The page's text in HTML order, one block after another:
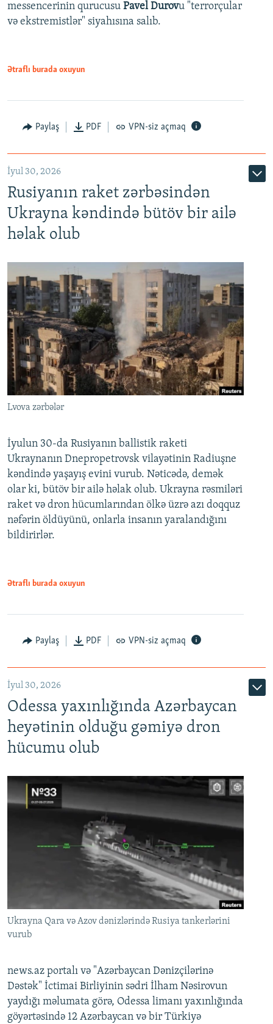
messencerinin qurucusu Pavel Durovu "terrorçular
və ekstremistlər" siyahısına salıb.
Ətraflı burada oxuyun
Paylaş PDF VPN-siz açmaq
İyul 30, 2026
Rusiyanın raket zərbəsindən
Ukrayna kəndində bütöv bir ailə
həlak olub
Lvova zərbələr
İyulun 30-da Rusiyanın ballistik raketi
Ukraynanın Dnepropetrovsk vilayətinin Radiuşne
kəndində yaşayış evini vurub. Nəticədə, demək
olar ki, bütöv bir ailə həlak olub. Ukrayna rəsmiləri
raket və dron hücumlarından ölkə üzrə azı doqquz
nəfərin öldüyünü, onlarla insanın yaralandığını
bildirirlər.
Ətraflı burada oxuyun
Paylaş PDF VPN-siz açmaq
İyul 30, 2026
Odessa yaxınlığında Azərbaycan
heyətinin olduğu gəmiyə dron
hücumu olub
Ukrayna Qara və Azov dənizlərində Rusiya tankerlərini
vurub
news.az portalı və "Azərbaycan Dənizçilərinə
Dəstək" İctimai Birliyinin sədri İlham Nəsirovun
yaydığı məlumata görə, Odessa limanı yaxınlığında
göyərtəsində 12 Azərbaycan və bir Türkiyə